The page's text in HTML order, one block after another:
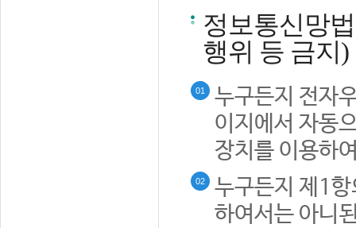
정보통신망
행위 등 금지)
01
누구든지 전자
이지에서 자동
장치를 이용하
02
누구든지 제1
하여서는 아니